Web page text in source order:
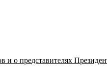
о представителях